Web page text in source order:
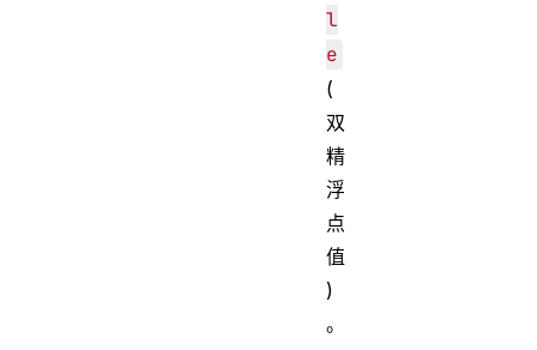
l
e
(
双
精
浮
点
值
)
。